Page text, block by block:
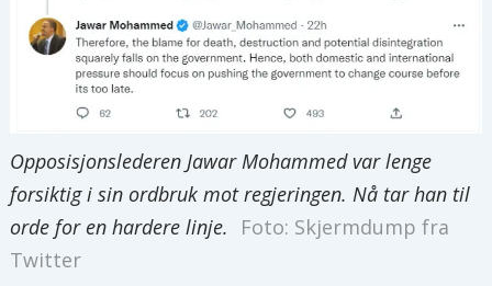
Opposisjonslederen Jawar Mohammed var lenge
forsiktig i sin ordbruk mot regjeringen. Nå tar han til
orde for en hardere linje.
Foto: Skjermdump fra
Twitter